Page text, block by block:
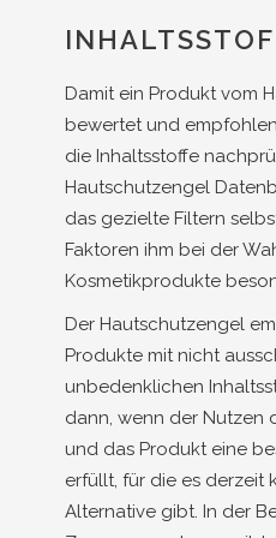
Damit ein Produkt vom
bewertet und
die Inhaltsstoffe
Hautschutzengel
das gezielte Filtern
Faktoren ihm bei der
Kosmetikprodukte
Der Hautschutzengel
Produkte mit nicht
unbedenklichen
dann, wenn der Nutzen
und das Produkt eine
erfüllt, für die es derzeit
Alternative gibt. In der